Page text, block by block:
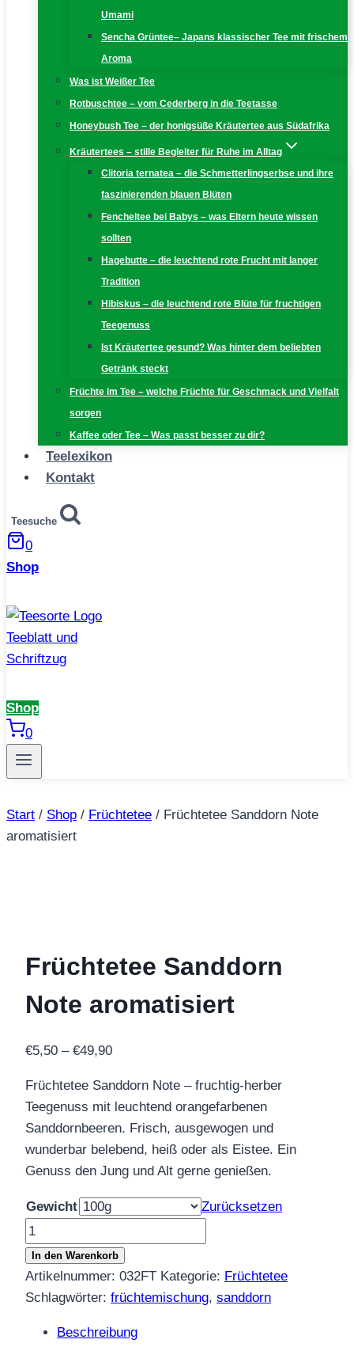
Umami
Sencha Grüntee– Japans klassischer Tee mit frischem
Aroma
Was ist Weißer Tee
Rotbuschtee – vom Cederberg in die Teetasse
Honeybush Tee – der honigsüße Kräutertee aus Südafrika
Kräutertees – stille Begleiter für Ruhe im Alltag
Clitoria ternatea – die Schmetterlingserbse und ihre
faszinierenden blauen Blüten
Fencheltee bei Babys – was Eltern heute wissen
sollten
Hagebutte – die leuchtend rote Frucht mit langer
Tradition
Hibiskus – die leuchtend rote Blüte für fruchtigen
Teegenuss
Ist Kräutertee gesund? Was hinter dem beliebten
Getränk steckt
Früchte im Tee – welche Früchte für Geschmack und Vielfalt
sorgen
Kaffee oder Tee – Was passt besser zu dir?
Teelexikon
Kontakt
Teesuche
0
Shop
Shop
0
Start / Shop / Früchtetee / Früchtetee Sanddorn Note
aromatisiert
Früchtetee Sanddorn
Note aromatisiert
€5,50 – €49,90Preisspanne:
bis
€49,90
Früchtetee Sanddorn Note – fruchtig-herber
Teegenuss mit leuchtend orangefarbenen
Sanddornbeeren. Frisch, ausgewogen und
wunderbar belebend, heiß oder als Eistee. Ein
Genuss den Jung und Alt gerne genießen.
Gewicht
Zurücksetzen
Früchtetee
Sanddorn
Note
aromatisiert
In den Warenkorb
Artikelnummer: 032FT Kategorie: Früchtetee
Schlagwörter: früchtemischung, sanddorn
Beschreibung